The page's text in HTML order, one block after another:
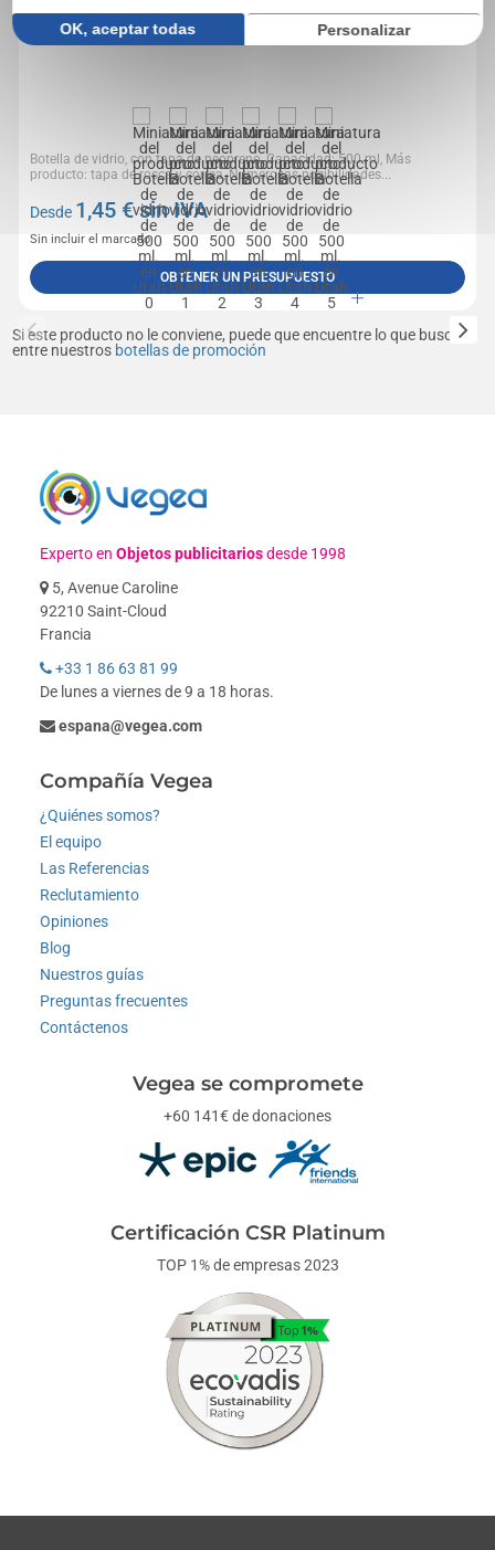
Botella de vidrio, con tapa de neopreno, Capacidad: 500 ml, Más
producto: tapa de rosca y correa, Numerosas posibilidades...
Desde 1,45 € sin IVA
Sin incluir el marcado
OBTENER UN PRESUPUESTO
Si este producto no le conviene, puede que encuentre lo que busca
entre nuestros botellas de promoción
Experto enObjetos publicitariosdesde 1998
5, Avenue Caroline
92210 Saint-Cloud
Francia
+33 1 86 63 81 99
De lunes a viernes de 9 a 18 horas.
espana@vegea.com
Compañía Vegea
¿Quiénes somos?
El equipo
Las Referencias
Reclutamiento
Opiniones
Blog
Nuestros guías
Preguntas frecuentes
Contáctenos
Vegea se compromete
+60 141€ de donaciones
Certificación CSR Platinum
TOP 1% de empresas 2023
OK, aceptar todas Personalizar